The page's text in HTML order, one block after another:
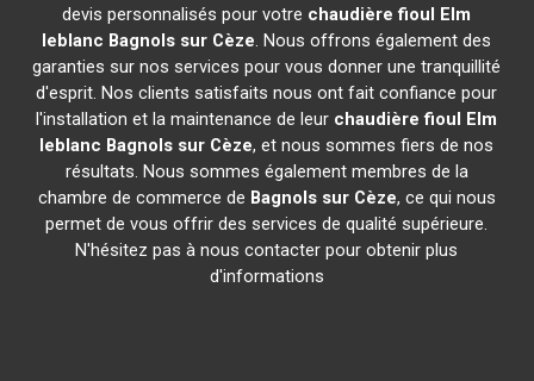
devis personnalisés pour votre chaudière fioul Elm
leblanc Bagnols sur Cèze. Nous offrons également des
garanties sur nos services pour vous donner une tranquillité
d'esprit. Nos clients satisfaits nous ont fait confiance pour
l'installation et la maintenance de leur chaudière fioul Elm
leblanc Bagnols sur Cèze, et nous sommes fiers de nos
résultats. Nous sommes également membres de la
chambre de commerce de Bagnols sur Cèze, ce qui nous
permet de vous offrir des services de qualité supérieure.
N'hésitez pas à nous contacter pour obtenir plus
d'informations